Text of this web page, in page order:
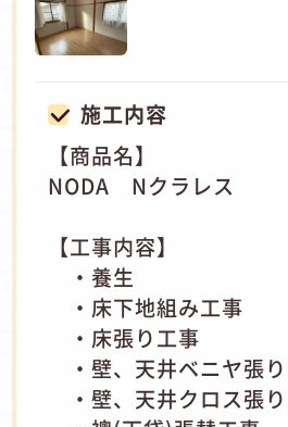
施工内容
【商品名】
NODA Nクラレス
【工事内容】
・養生
・床下地組み工事
・床張り工事
・壁、天井ベニヤ張
・壁、天井クロス張